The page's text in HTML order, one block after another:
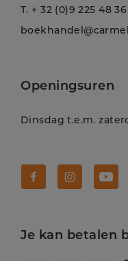
T. + 32 (0)9 225 48 36
Openingsuren
Dinsdag t.e.m.
Je kan betalen